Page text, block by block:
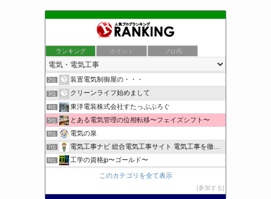
ランキング ポイント ブロ画
1位 小さな引越し屋と電気工事屋の奮闘記
2位 装置電気制御屋の・・・
3位 クリーンライフ始めまして
4位 東洋電装株式会社すたっぷぶろぐ
5位 とある電気管理の位相転移〜フェイズシフト〜
6位 電気の泉
7位 電気工事ナビ 総合電気工事サイト 電気工事を徹底解説
8位 工学の資格jp〜ゴールド〜
日置空調 | エアコン取付 鹿児島 | 鹿児島のエアコン工事
このカテゴリを全て表示
参加する